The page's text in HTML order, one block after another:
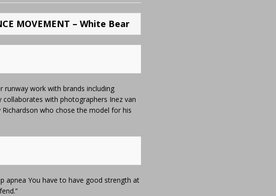
MOVEMENT – White Bear
runway work with brands including
with photographers Inez van
who chose the model for his
apnea You have to have good strength at